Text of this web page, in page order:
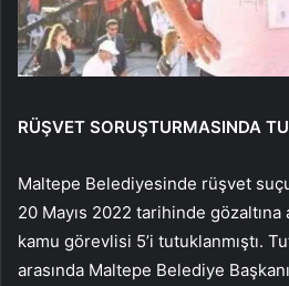
RÜŞVET SORUŞTURMASINDA
Maltepe Belediyesinde rüşvet
20 Mayıs 2022 tarihinde gözaltına
kamu görevlisi 5’i tutuklanmıştı.
arasında Maltepe Belediye Başkanı